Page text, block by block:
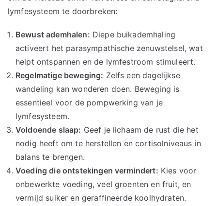
lymfesysteem te doorbreken:
Bewust ademhalen: Diepe buikademhaling
activeert het parasympathische zenuwstelsel, wat
helpt ontspannen en de lymfestroom stimuleert.
Regelmatige beweging: Zelfs een dagelijkse
wandeling kan wonderen doen. Beweging is
essentieel voor de pompwerking van je
lymfesysteem.
Voldoende slaap: Geef je lichaam de rust die het
nodig heeft om te herstellen en cortisolniveaus in
balans te brengen.
Voeding die ontstekingen vermindert: Kies voor
onbewerkte voeding, veel groenten en fruit, en
vermijd suiker en geraffineerde koolhydraten.